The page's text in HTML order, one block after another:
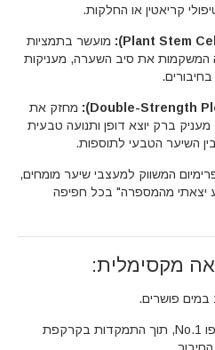
קריאטין או החלקות.
מועשר בתמציות
המשקמות את סיב השערה, מעניקות
מחזק את
ברק יוצא דופן ותנועה טבעית
השיער הטבעי לתוספות.
המשווק למעצבי שיער מומחים,
יצאתי מהמספרה" בכל חפיפה
מקסימלית:
פושרים.
מורחים כמות נדיבה משמפו No.1, תוך התמקדות בקרקפת